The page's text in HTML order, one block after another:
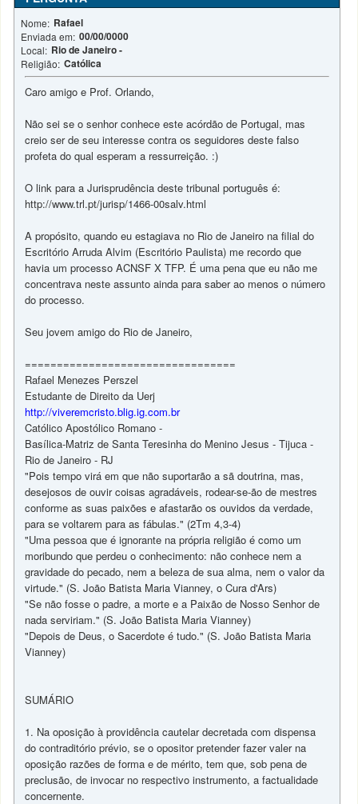
Nome: Rafael
Enviada em: 00/00/0000
Local: Rio de Janeiro -
Religião: Católica
Caro amigo e Prof. Orlando,
Não sei se o senhor conhece este acórdão de Portugal, mas
creio ser de seu interesse contra os seguidores deste falso
profeta do qual esperam a ressurreição. :)
O link para a Jurisprudência deste tribunal português é:
http://www.trl.pt/jurisp/1466-00salv.html
A propósito, quando eu estagiava no Rio de Janeiro na filial do
Escritório Arruda Alvim (Escritório Paulista) me recordo que
havia um processo ACNSF X TFP. É uma pena que eu não me
concentrava neste assunto ainda para saber ao menos o número
do processo.
Seu jovem amigo do Rio de Janeiro,
=================================
Rafael Menezes Perszel
Estudante de Direito da Uerj
http://viveremcristo.blig.ig.com.br
Católico Apostólico Romano -
Basílica-Matriz de Santa Teresinha do Menino Jesus - Tijuca -
Rio de Janeiro - RJ
"Pois tempo virá em que não suportarão a sã doutrina, mas,
desejosos de ouvir coisas agradáveis, rodear-se-ão de mestres
conforme as suas paixões e afastarão os ouvidos da verdade,
para se voltarem para as fábulas." (2Tm 4,3-4)
"Uma pessoa que é ignorante na própria religião é como um
moribundo que perdeu o conhecimento: não conhece nem a
gravidade do pecado, nem a beleza de sua alma, nem o valor da
virtude." (S. João Batista Maria Vianney, o Cura d'Ars)
"Se não fosse o padre, a morte e a Paixão de Nosso Senhor de
nada serviriam." (S. João Batista Maria Vianney)
"Depois de Deus, o Sacerdote é tudo." (S. João Batista Maria
Vianney)
SUMÁRIO
1. Na oposição à providência cautelar decretada com dispensa
do contraditório prévio, se o opositor pretender fazer valer na
oposição razões de forma e de mérito, tem que, sob pena de
preclusão, de invocar no respectivo instrumento, a factualidade
concernente.